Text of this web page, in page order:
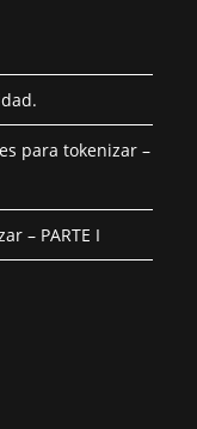
para tokenizar –
– PARTE I